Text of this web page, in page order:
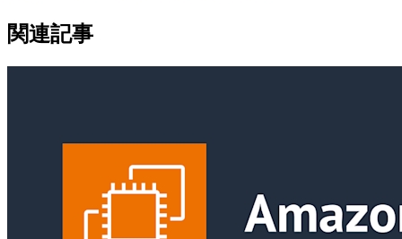
関連記事